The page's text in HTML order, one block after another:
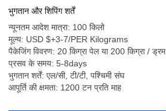
भुगतान और शिपिंग शर्तें
न्यूनतम आदेश मात्रा: 100 किलो
मूल्य: USD $+3-7/PER Kilograms
पैकेजिंग विवरण: 20 किग्रा पेल या 200 किग्रा / ड्रम
प्रसव के समय: 5-8days
भुगतान शर्तें: एल/सी, टी/टी, पश्चिमी संघ
आपूर्ति की क्षमता: 1200 टन प्रति माह